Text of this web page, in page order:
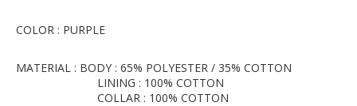
COLOR : PURPLE
MATERIAL : BODY : 65% POLYESTER / 35% COTTON
LINING : 100% COTTON
COLLAR : 100% COTTON